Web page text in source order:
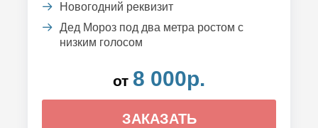
Новогодний реквизит
Дед Мороз под два метра ростом с
низким голосом
от 8 000р.
ЗАКАЗАТЬ